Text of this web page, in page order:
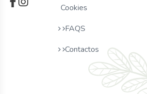
Cookies
FAQS
Contactos